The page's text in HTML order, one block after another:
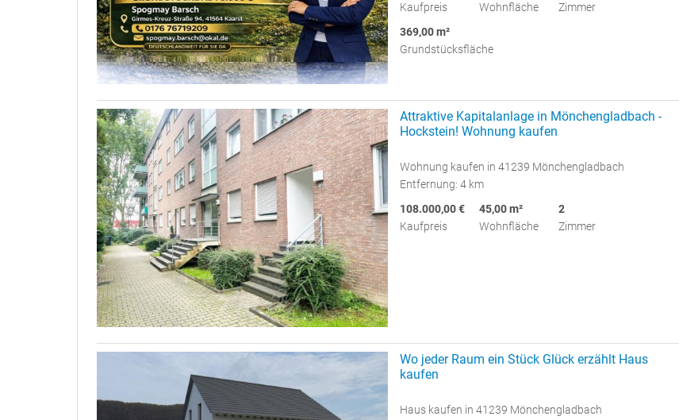
Kaufpreis
Wohnfläche
Zimmer
369,00 m²
Grundstücksfläche
Attraktive Kapitalanlage in Mönchengladbach -
Hockstein! Wohnung kaufen
Wohnung kaufen in 41239 Mönchengladbach
Entfernung: 4 km
108.000,00 €
Kaufpreis
45,00 m²
Wohnfläche
2
Zimmer
Wo jeder Raum ein Stück Glück erzählt Haus
kaufen
Haus kaufen in 41239 Mönchengladbach